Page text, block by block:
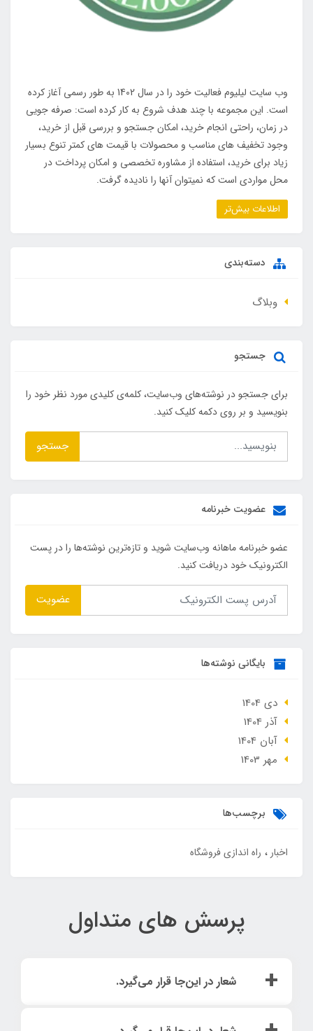
وب سایت لیلیوم فعالیت خود را در سال 1402 به طور رسمی آغاز کرده
است. این مجموعه با چند هدف شروع به کار کرده است: صرفه جویی
در زمان، راحتی انجام خرید، امکان جستجو و بررسی قبل از خرید،
وجود تخفیف های مناسب و محصولات با قیمت های کمتر تنوع بسیار
زیاد برای خرید، استفاده از مشاوره تخصصی و امکان پرداخت در
محل مواردی است که نمیتوان آنها را نادیده گرفت.
اطلاعات بیش‌تر
دسته‌بندی
وبلاگ
جستجو
برای جستجو در نوشته‌های وب‌سایت، کلمه‌ی کلیدی مورد نظر خود را
بنویسید و بر روی دکمه کلیک کنید.
جستجو
عضویت خبرنامه
عضو خبرنامه ماهانه وب‌سایت شوید و تازه‌ترین نوشته‌ها را در پست
الکترونیک خود دریافت کنید.
عضویت
بایگانی نوشته‌ها
دی 1404
آذر 1404
آبان 1404
مهر 1403
برچسب‌ها
اخبار راه اندازی فروشگاه
پرسش های متداول
شعار در این‌جا قرار می‌گیرد.